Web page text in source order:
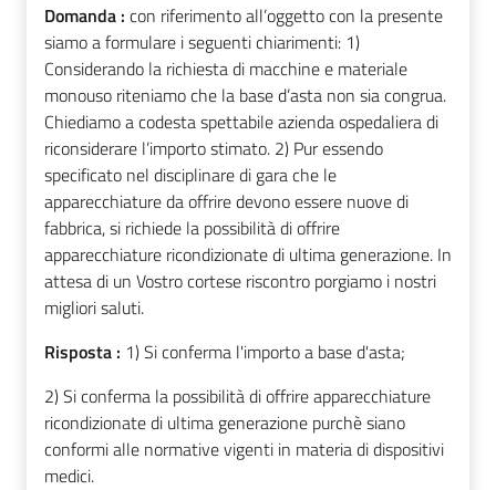
Domanda : con riferimento all’oggetto con la presente
siamo a formulare i seguenti chiarimenti: 1)
Considerando la richiesta di macchine e materiale
monouso riteniamo che la base d’asta non sia congrua.
Chiediamo a codesta spettabile azienda ospedaliera di
riconsiderare l’importo stimato. 2) Pur essendo
specificato nel disciplinare di gara che le
apparecchiature da offrire devono essere nuove di
fabbrica, si richiede la possibilità di offrire
apparecchiature ricondizionate di ultima generazione. In
attesa di un Vostro cortese riscontro porgiamo i nostri
migliori saluti.
Risposta : 1) Si conferma l'importo a base d'asta;
2) Si conferma la possibilità di offrire apparecchiature
ricondizionate di ultima generazione purchè siano
conformi alle normative vigenti in materia di dispositivi
medici.